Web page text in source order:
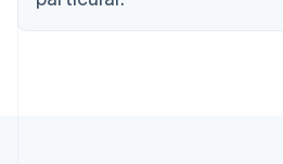
Croácia
EnglishItaliano